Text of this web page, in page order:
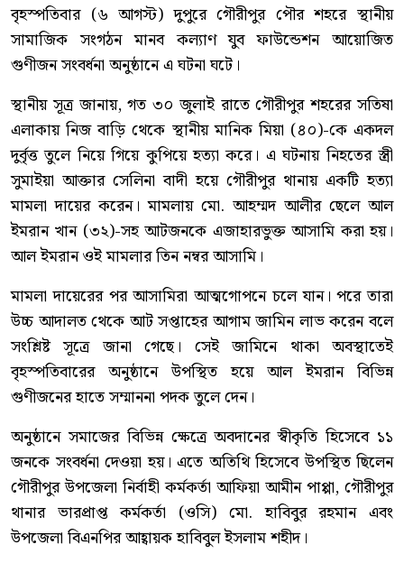
বৃহস্পতিবার (৬ আগস্ট) দুপুরে গৌরীপুর পৌর শহরে স্থানীয়
সামাজিক সংগঠন মানব কল্যাণ যুব ফাউন্ডেশন আয়োজিত
গুণীজন সংবর্ধনা অনুষ্ঠানে এ ঘটনা ঘটে।
স্থানীয় সূত্র জানায়, গত ৩০ জুলাই রাতে গৌরীপুর শহরের সতিষা
এলাকায় নিজ বাড়ি থেকে স্থানীয় মানিক মিয়া (৪০)-কে একদল
দুর্বৃত্ত তুলে নিয়ে গিয়ে কুপিয়ে হত্যা করে। এ ঘটনায় নিহতের স্ত্রী
সুমাইয়া আক্তার সেলিনা বাদী হয়ে গৌরীপুর থানায় একটি হত্যা
মামলা দায়ের করেন। মামলায় মো. আহম্মদ আলীর ছেলে আল
ইমরান খান (৩২)-সহ আটজনকে এজাহারভুক্ত আসামি করা হয়।
আল ইমরান ওই মামলার তিন নম্বর আসামি।
মামলা দায়েরের পর আসামিরা আত্মগোপনে চলে যান। পরে তারা
উচ্চ আদালত থেকে আট সপ্তাহের আগাম জামিন লাভ করেন বলে
সংশ্লিষ্ট সূত্রে জানা গেছে। সেই জামিনে থাকা অবস্থাতেই
বৃহস্পতিবারের অনুষ্ঠানে উপস্থিত হয়ে আল ইমরান বিভিন্ন
গুণীজনের হাতে সম্মাননা পদক তুলে দেন।
অনুষ্ঠানে সমাজের বিভিন্ন ক্ষেত্রে অবদানের স্বীকৃতি হিসেবে ১১
জনকে সংবর্ধনা দেওয়া হয়। এতে অতিথি হিসেবে উপস্থিত ছিলেন
গৌরীপুর উপজেলা নির্বাহী কর্মকর্তা আফিয়া আমীন পাপ্পা, গৌরীপুর
থানার ভারপ্রাপ্ত কর্মকর্তা (ওসি) মো. হাবিবুর রহমান এবং
উপজেলা বিএনপির আহ্বায়ক হাবিবুল ইসলাম শহীদ।